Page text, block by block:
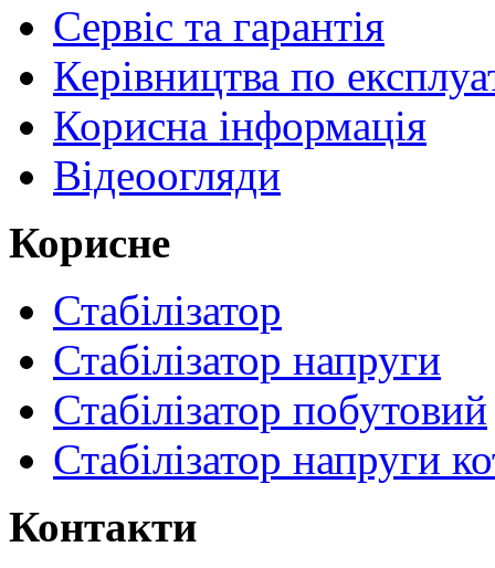
Сервіс та гарантія
Керівництва по
Корисна інформація
Відеоогляди
Корисне
Стабілізатор
Стабілізатор напруги
Стабілізатор побутовий
Стабілізатор напруги
Контакти